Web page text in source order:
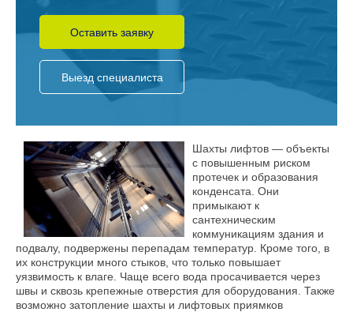
Оставить заявку
Выезд специалиста
Шахты лифтов — объекты
с повышенным риском
протечек и образования
конденсата. Они
примыкают к
сантехническим
коммуникациям здания и
подвалу, подвержены перепадам температур. Кроме того, в
их конструкции много стыков, что только повышает
уязвимость к влаге. Чаще всего вода просачивается через
швы и сквозь крепежные отверстия для оборудования. Также
возможно затопление шахты и лифтовых приямков